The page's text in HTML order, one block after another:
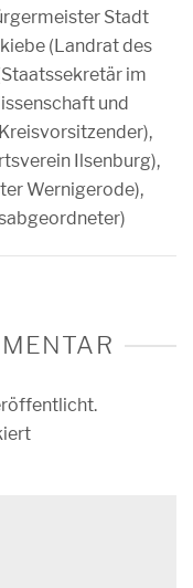
Stadt
(Landrat des
im
und
Ilsenburg),
Wernigerode),